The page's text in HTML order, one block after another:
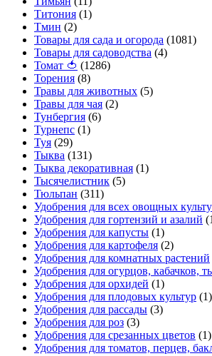
Титония (1)
Тмин (2)
Товары для сада и огорода (1081)
Товары для садоводства (4)
Томат 🍅 (1286)
Торения (8)
Травы для животных (5)
Травы для чая (2)
Тунбергия (6)
Турнепс (1)
Туя (29)
Тыква (131)
Тыква декоративная (1)
Тысячелистник (5)
Тюльпан (311)
Удобрения для всех овощных
Удобрения для гортензий и азалий
Удобрения для капусты (1)
Удобрения для картофеля (2)
Удобрения для комнатных растений
Удобрения для огурцов, кабачков,
Удобрения для орхидей (1)
Удобрения для плодовых культур (1)
Удобрения для рассады (3)
Удобрения для роз (3)
Удобрения для срезанных цветов (1)
Удобрения для томатов, перцев,